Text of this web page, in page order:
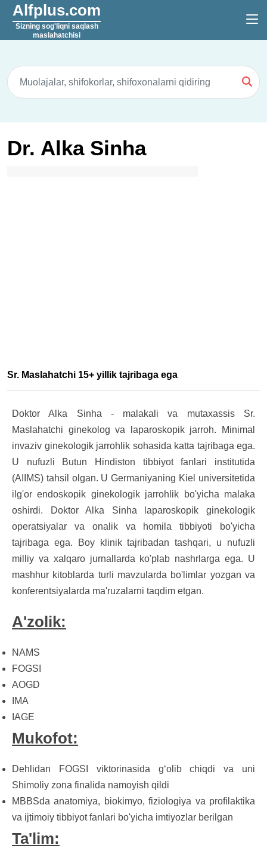
Alfplus.com
Sizning sog'liqni saqlash
maslahatchisi
Dr. Alka Sinha
Sr. Maslahatchi 15+ yillik tajribaga ega
Doktor Alka Sinha - malakali va mutaxassis Sr.
Maslahatchi ginekolog va laparoskopik jarroh. Minimal
invaziv ginekologik jarrohlik sohasida katta tajribaga ega.
U nufuzli Butun Hindiston tibbiyot fanlari institutida
(AIIMS) tahsil olgan. U Germaniyaning Kiel universitetida
ilg'or endoskopik ginekologik jarrohlik bo'yicha malaka
oshirdi. Doktor Alka Sinha laparoskopik ginekologik
operatsiyalar va onalik va homila tibbiyoti bo'yicha
tajribaga ega. Boy klinik tajribadan tashqari, u nufuzli
milliy va xalqaro jurnallarda ko'plab nashrlarga ega. U
mashhur kitoblarda turli mavzularda bo'limlar yozgan va
konferentsiyalarda ma'ruzalarni taqdim etgan.
A'zolik:
NAMS
FOGSI
AOGD
IMA
IAGE
Mukofot:
Dehlidan FOGSI viktorinasida g‘olib chiqdi va uni
Shimoliy zona finalida namoyish qildi
MBBSda anatomiya, biokimyo, fiziologiya va profilaktika
va ijtimoiy tibbiyot fanlari bo'yicha imtiyozlar berilgan
Ta'lim: